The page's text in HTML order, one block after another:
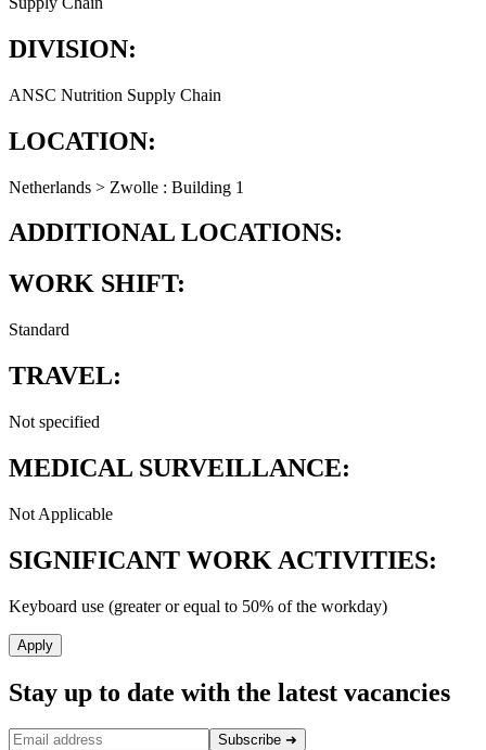
DIVISION:
ANSC Nutrition Supply Chain
LOCATION:
Netherlands > Zwolle : Building 1
ADDITIONAL LOCATIONS:
WORK SHIFT:
Standard
TRAVEL:
Not specified
MEDICAL SURVEILLANCE:
Not Applicable
SIGNIFICANT WORK ACTIVITIES:
Keyboard use (greater or equal to 50% of the workday)
Apply
Stay up to date with the latest vacancies
Subscribe ➜